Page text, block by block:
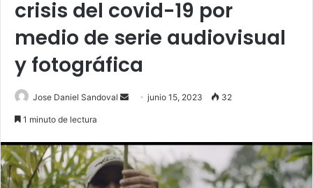
crisis del covid-19 por
medio de serie audiovisual
y fotográfica
Jose Daniel Sandoval
Sendjunio 15, 2023 32
1 minuto de lectura